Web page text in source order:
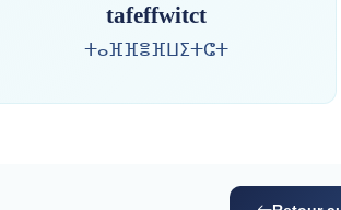
tafeffwitct
ⵜⴰⴼⴼⴻⴼⵡⵉⵜⵛⵜ